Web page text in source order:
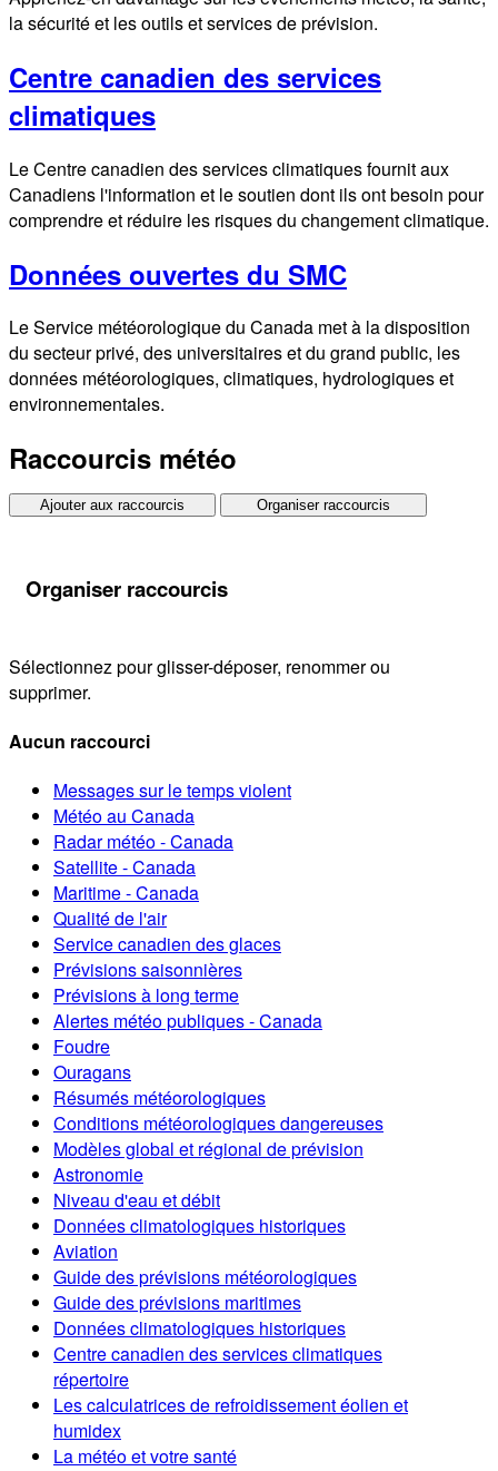
la sécurité et les outils et services de prévision.
Centre canadien des services
climatiques
Le Centre canadien des services climatiques fournit aux
Canadiens l'information et le soutien dont ils ont besoin pour
comprendre et réduire les risques du changement climatique.
Données ouvertes du SMC
Le Service météorologique du Canada met à la disposition
du secteur privé, des universitaires et du grand public, les
données météorologiques, climatiques, hydrologiques et
environnementales.
Raccourcis météo
Ajouter aux raccourcis Organiser raccourcis
Organiser raccourcis
Sélectionnez pour glisser-déposer, renommer ou
supprimer.
Aucun raccourci
Messages sur le temps violent
Météo au Canada
Radar météo - Canada
Satellite - Canada
Maritime - Canada
Qualité de l'air
Service canadien des glaces
Prévisions saisonnières
Prévisions à long terme
Alertes météo publiques - Canada
Foudre
Ouragans
Résumés météorologiques
Conditions météorologiques dangereuses
Modèles global et régional de prévision
Astronomie
Niveau d'eau et débit
Données climatologiques historiques
Aviation
Guide des prévisions météorologiques
Guide des prévisions maritimes
Données climatologiques historiques
Centre canadien des services climatiques
répertoire
Les calculatrices de refroidissement éolien et
humidex
La météo et votre santé